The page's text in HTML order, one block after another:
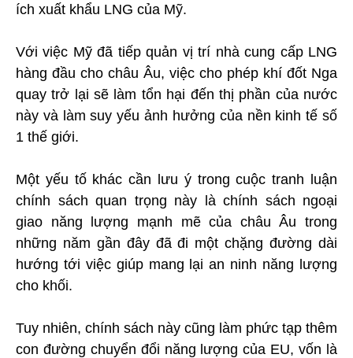
ích xuất khẩu LNG của Mỹ.
Với việc Mỹ đã tiếp quản vị trí nhà cung cấp LNG
hàng đầu cho châu Âu, việc cho phép khí đốt Nga
quay trở lại sẽ làm tổn hại đến thị phần của nước
này và làm suy yếu ảnh hưởng của nền kinh tế số
1 thế giới.
Một yếu tố khác cần lưu ý trong cuộc tranh luận
chính sách quan trọng này là chính sách ngoại
giao năng lượng mạnh mẽ của châu Âu trong
những năm gần đây đã đi một chặng đường dài
hướng tới việc giúp mang lại an ninh năng lượng
cho khối.
Tuy nhiên, chính sách này cũng làm phức tạp thêm
con đường chuyển đổi năng lượng của EU, vốn là